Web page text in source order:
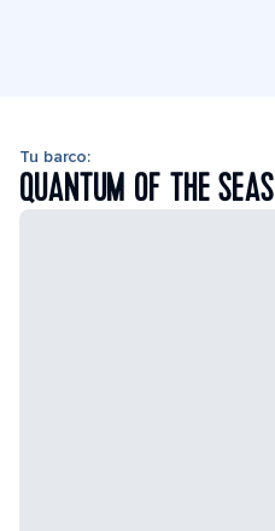
Tu barco:
QUANTUM OF THE SEAS